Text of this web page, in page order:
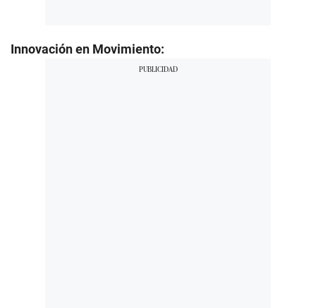
Innovación en Movimiento: